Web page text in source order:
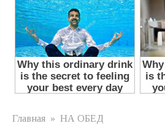
Главная » НА ОБЕД